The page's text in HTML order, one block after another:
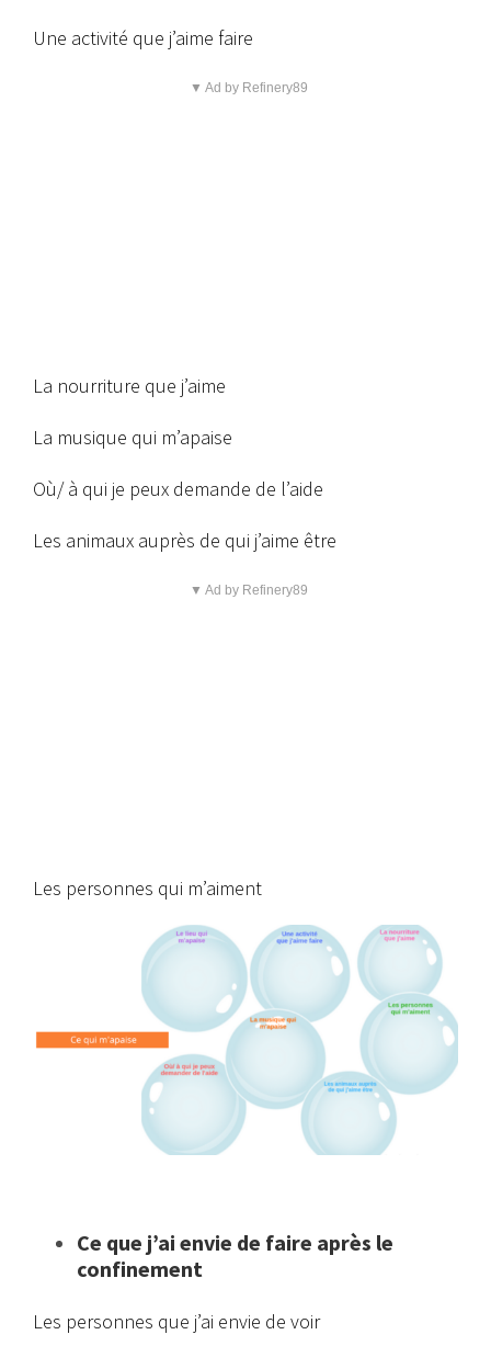
Une activité que j’aime faire
▼ Ad by Refinery89
La nourriture que j’aime
La musique qui m’apaise
Où/ à qui je peux demande de l’aide
Les animaux auprès de qui j’aime être
▼ Ad by Refinery89
Les personnes qui m’aiment
Ce que j’ai envie de faire après le
confinement
Les personnes que j’ai envie de voir